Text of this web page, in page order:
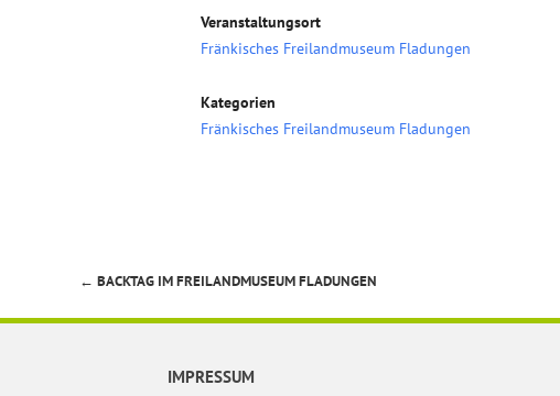
Veranstaltungsort
Fränkisches Freilandmuseum Fladungen
Kategorien
Fränkisches Freilandmuseum Fladungen
Beitragsnavigation
← BACKTAG IM FREILANDMUSEUM FLADUNGEN
IMPRESSUM